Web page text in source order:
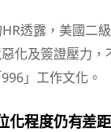
透露，美國二
化及簽證壓力
」工作文化。
化程度仍有差距